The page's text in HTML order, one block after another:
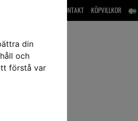
din
och
förstå var
KÖPVILLKOR
OM OSS & KONTAKT